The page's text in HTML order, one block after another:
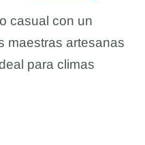
casual con un
maestras artesanas
para climas